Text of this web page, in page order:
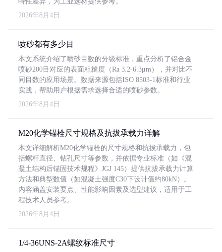
2026年8月4日
喷砂都有多少目
本文系统介绍了喷砂目数的分级标准，重点分析了铝合金
喷砂200目对应的表面粗糙度（Ra 3.2-6.3μm），并对比不
同目数的应用场景。数据来源包括ISO 8503-1标准和行业
实践，帮助用户根据需求选择合适的喷砂参数。
2026年8月4日
M20化学锚栓尺寸规格及抗拔承载力详解
本文详细解析M20化学锚栓的尺寸规格和抗拔承载力，包
括螺杆直径、钻孔尺寸等参数，并依据专业标准（如《混
凝土结构后锚固技术规程》JGJ 145）提供抗拔承载力计算
方法和典型数值（如混凝土强度C30下设计值约80kN）。
内容涵盖安装要点、性能影响因素及选型建议，适用于工
程技术人员参考。
2026年8月4日
1/4-36UNS-2A螺纹标准尺寸